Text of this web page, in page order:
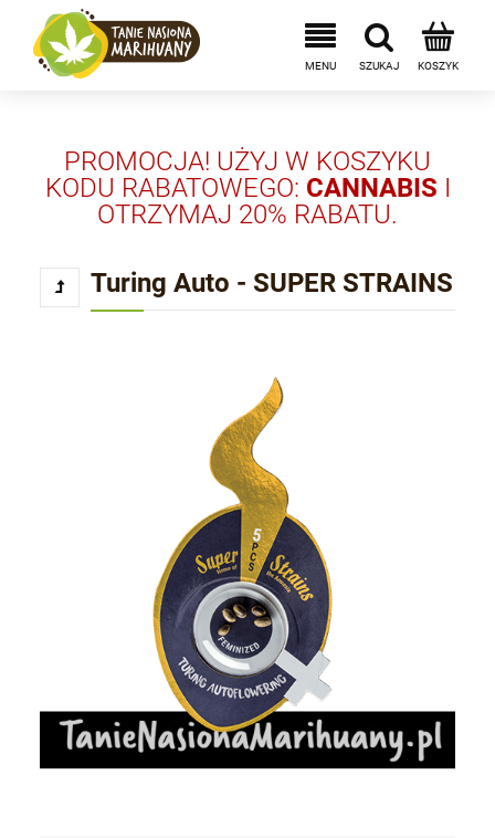
PROMOCJA! UŻYJ W KOSZYKU
KODU RABATOWEGO: CANNABIS I
OTRZYMAJ 20% RABATU.
Turing Auto - SUPER STRAINS